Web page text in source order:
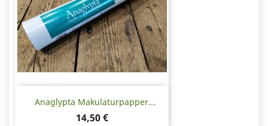
Anaglypta Makulaturpapper...
Pris
14,50 €